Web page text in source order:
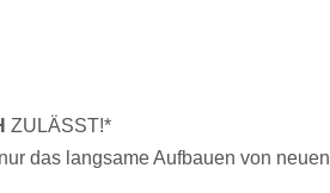
ZULÄSST!*
das langsame Aufbauen von neuen